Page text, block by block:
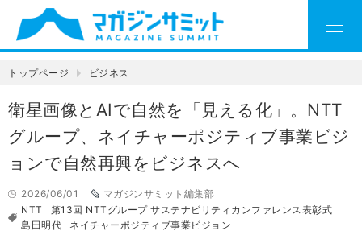
トップページ ビジネス
衛星画像とAIで自然を「見える化」。NTT
グループ、ネイチャーポジティブ事業ビジ
ョンで自然再興をビジネスへ
2026/06/01
マガジンサミット編集部
NTT
第13回 NTTグループ サステナビリティカンファレンス表彰式
島田明代
ネイチャーポジティブ事業ビジョン